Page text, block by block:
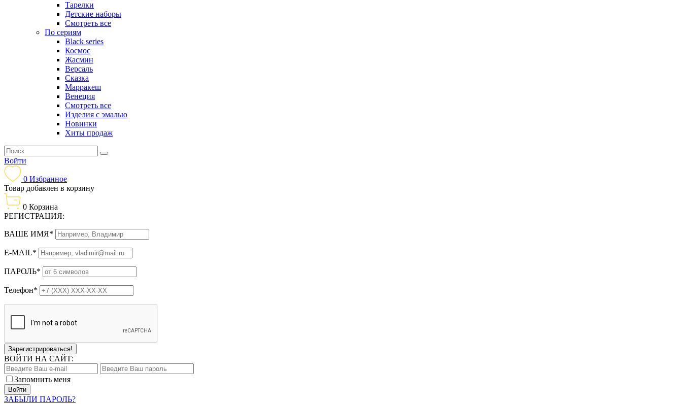
Тарелки
Детские наборы
Смотреть все
По сериям
Black series
Космос
Жасмин
Версаль
Сказка
Марракеш
Венеция
Смотреть все
Изделия с эмалью
Новинки
Хиты продаж
Войти
0 Избранное
Товар добавлен в корзину
0 Корзина
РЕГИСТРАЦИЯ:
ВАШЕ ИМЯ*
E-MAIL*
ПАРОЛЬ*
Телефон*
Зарегистрироваться!
ВОЙТИ НА САЙТ:
Запомнить меня
ЗАБЫЛИ ПАРОЛЬ?